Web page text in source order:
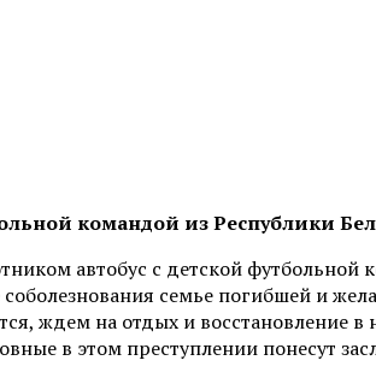
командой из Республики
автобус с детской футбольной
семье погибшей и
ждем на отдых и
в этом преступлении понесут